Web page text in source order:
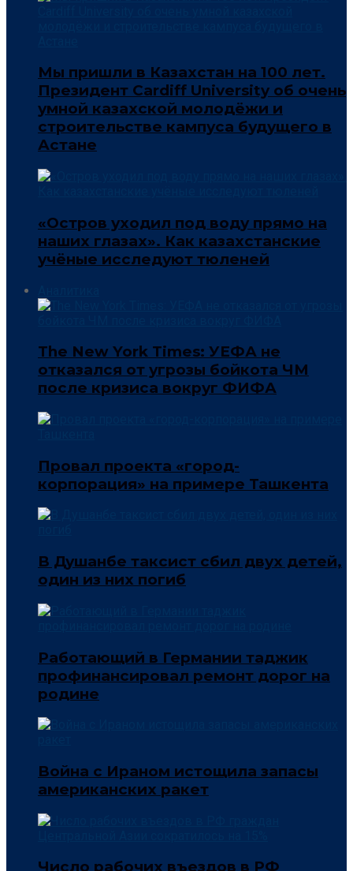
Мы пришли в Казахстан на 100 лет.
Президент Cardiff University об очень
умной казахской молодёжи и
строительстве кампуса будущего в
Астане
«Остров уходил под воду прямо на
наших глазах». Как казахстанские
учёные исследуют тюленей
The New York Times: УЕФА не
отказался от угрозы бойкота ЧМ
после кризиса вокруг ФИФА
Провал проекта «город-
корпорация» на примере Ташкента
В Душанбе таксист сбил двух детей,
один из них погиб
Работающий в Германии таджик
профинансировал ремонт дорог на
родине
Война с Ираном истощила запасы
американских ракет
Число рабочих въездов в РФ